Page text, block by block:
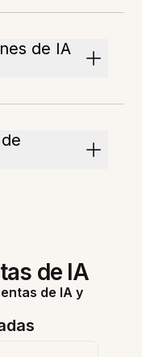
de IA
de IA
de IA y